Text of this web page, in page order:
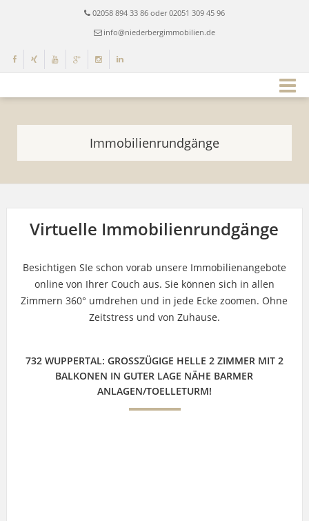
02058 894 33 86 oder 02051 309 45 96
info@niederbergimmobilien.de
Immobilienrundgänge
Virtuelle Immobilienrundgänge
Besichtigen SIe schon vorab unsere Immobilienangebote
online von Ihrer Couch aus. Sie können sich in allen
Zimmern 360° umdrehen und in jede Ecke zoomen. Ohne
Zeitstress und von Zuhause.
732 WUPPERTAL: GROSSZÜGIGE HELLE 2 ZIMMER MIT 2 B
ALKONEN IN GUTER LAGE NÄHE BARMER A
NLAGEN/TOELLETURM!